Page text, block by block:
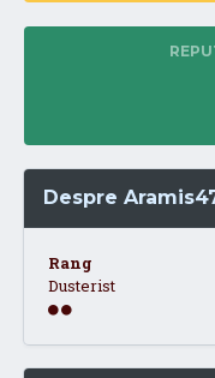
Despre
Rang
Dusterist